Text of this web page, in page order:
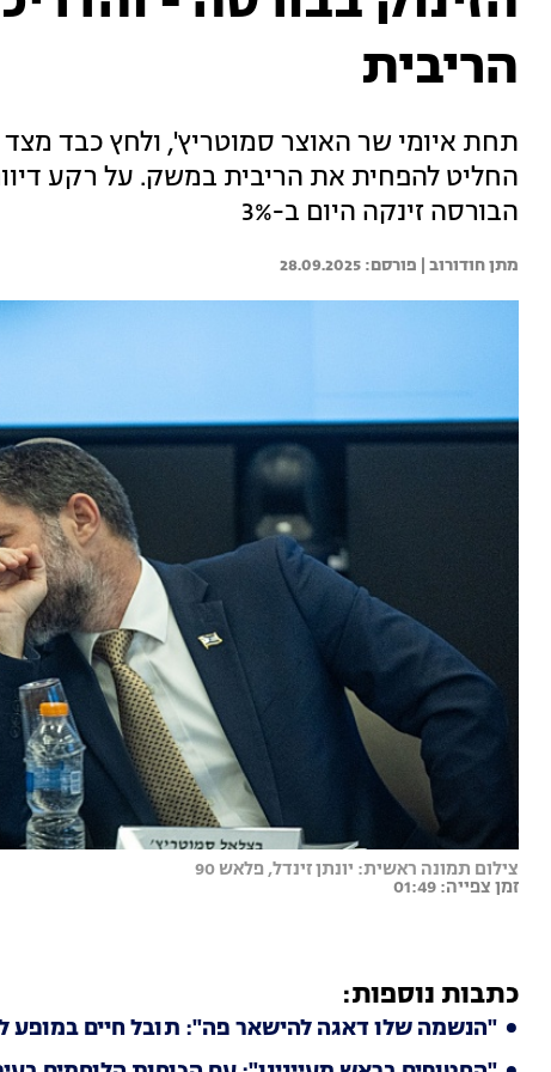
הריבית
תחת איומי שר האוצר סמוטריץ', ולחץ כבד מצד
החליט להפחית את הריבית במשק. על רקע
הבורסה זינקה היום ב-3%
מתן חודורוב | 28.09.2025
צילום תמונה ראשית: יונתן זינדל, פלאש 90
זמן צפייה: 01:49
כתבות נוספות:
"הנשמה שלו דאגה להישאר פה": תובל חיים במופע